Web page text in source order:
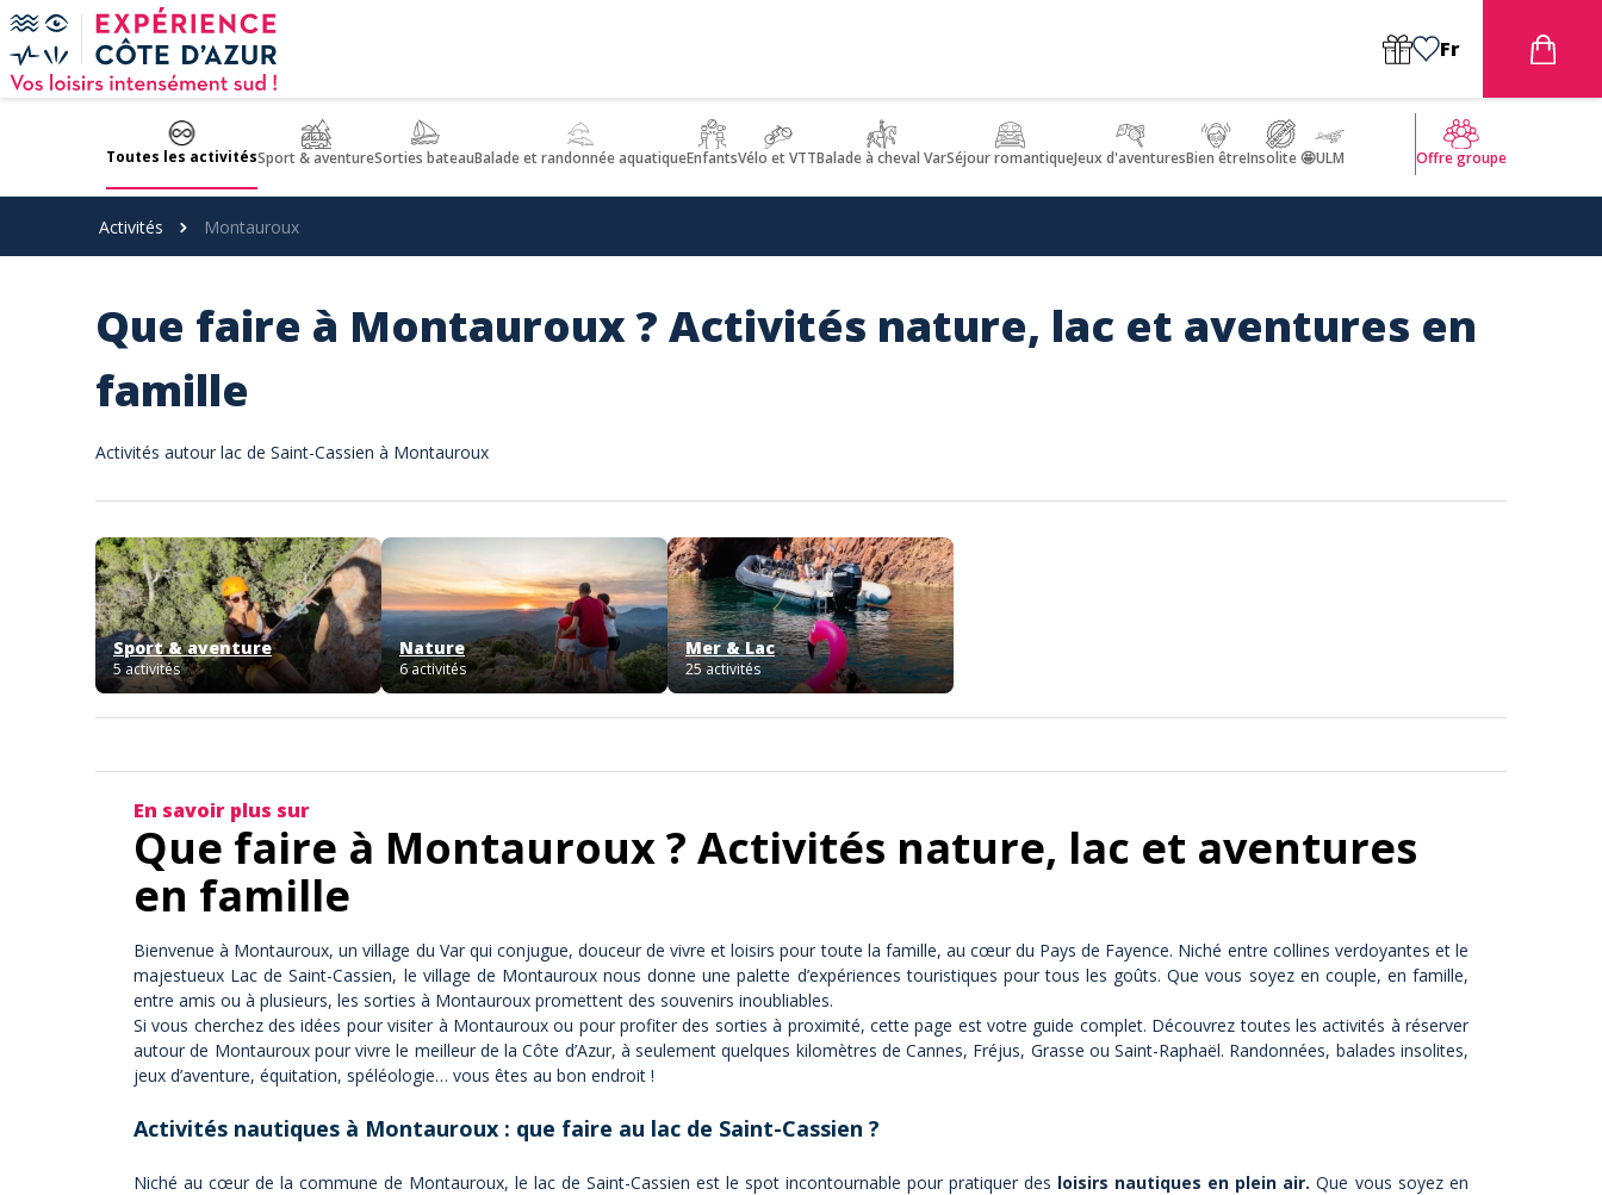
Panneau de gestion des cookies
Fr
Toutes les activitésSport & aventureSorties bateauBalade et randonnée aquatiqueEnfantsVélo et VTTBalade à cheval VarSéjour romantiqueJeux d'aventuresBien êtreInsolite 🤩ULM Offre groupe
Activités Montauroux
Que faire à Montauroux ? Activités nature, lac et aventures en
famille
Activités autour lac de Saint-Cassien à Montauroux
Sport & aventure
5 activités
Nature
6 activités
Mer & Lac
25 activités
En savoir plus sur
Que faire à Montauroux ? Activités nature, lac et aventures
en famille
Bienvenue à Montauroux, un village du Var qui conjugue, douceur de vivre et loisirs pour toute la famille, au cœur du Pays de Fayence. Niché entre collines verdoyantes et le
majestueux Lac de Saint-Cassien, le village de Montauroux nous donne une palette d’expériences touristiques pour tous les goûts. Que vous soyez en couple, en famille,
entre amis ou à plusieurs, les sorties à Montauroux promettent des souvenirs inoubliables.
Si vous cherchez des idées pour visiter à Montauroux ou pour profiter des sorties à proximité, cette page est votre guide complet. Découvrez toutes les activités à réserver
autour de Montauroux pour vivre le meilleur de la Côte d’Azur, à seulement quelques kilomètres de Cannes, Fréjus, Grasse ou Saint-Raphaël. Randonnées, balades insolites,
jeux d’aventure, équitation, spéléologie… vous êtes au bon endroit !
Activités nautiques à Montauroux : que faire au lac de Saint-Cassien ?
Niché au cœur de la commune de Montauroux, le lac de Saint-Cassien est le spot incontournable pour pratiquer des loisirs nautiques en plein air. Que vous soyez en